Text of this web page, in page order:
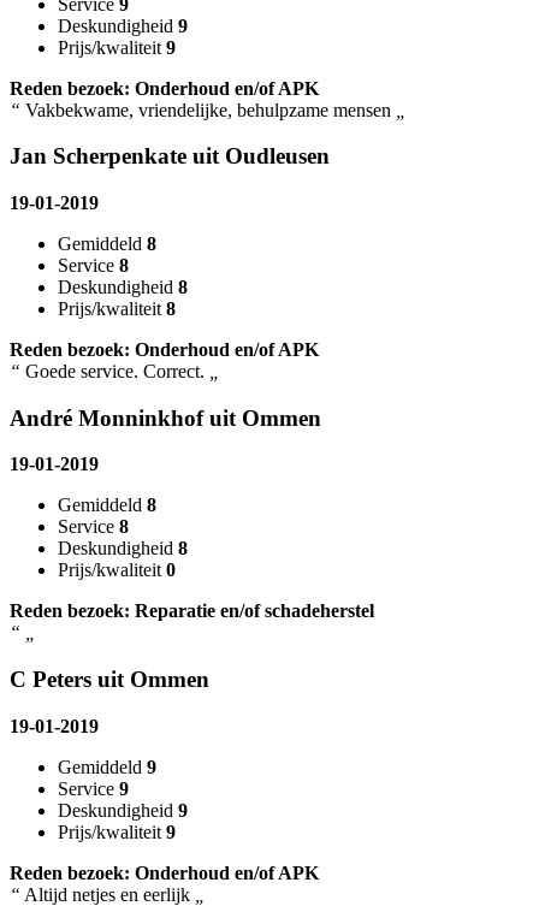
Deskundigheid 9
Prijs/kwaliteit 9
Reden bezoek: Onderhoud en/of APK
“ Vakbekwame, vriendelijke, behulpzame mensen
Jan Scherpenkate uit Oudleusen
19-01-2019
Gemiddeld 8
Service 8
Deskundigheid 8
Prijs/kwaliteit 8
Reden bezoek: Onderhoud en/of APK
“ Goede service. Correct.
André Monninkhof uit Ommen
19-01-2019
Gemiddeld 8
Service 8
Deskundigheid 8
Prijs/kwaliteit 0
Reden bezoek: Reparatie en/of schadeherstel
“
C Peters uit Ommen
19-01-2019
Gemiddeld 9
Service 9
Deskundigheid 9
Prijs/kwaliteit 9
Reden bezoek: Onderhoud en/of APK
“ Altijd netjes en eerlijk